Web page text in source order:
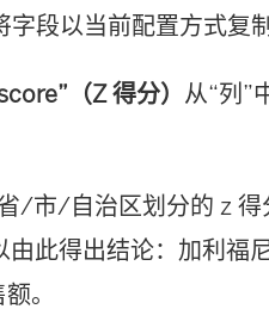
段以当前配置方式复
（Z 得分） 从“列”
/市/自治区划分的 z 得
由此得出结论：加利福
。